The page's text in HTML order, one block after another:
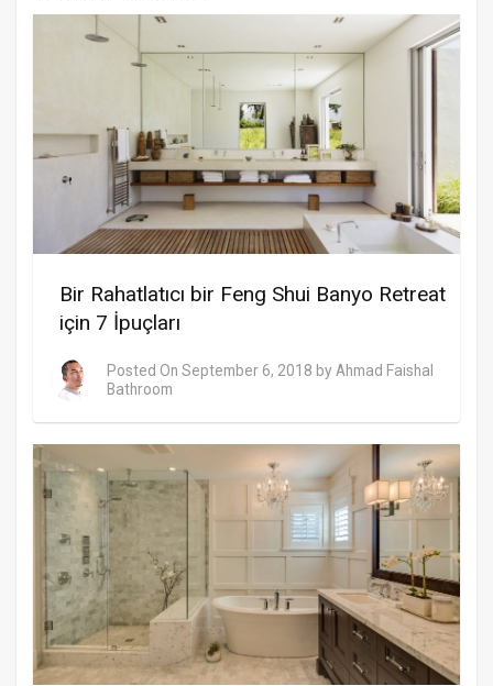
Bir Rahatlatıcı bir Feng Shui Banyo Retreat
için 7 İpuçları
Posted On September 6, 2018 by Ahmad Faishal
Bathroom